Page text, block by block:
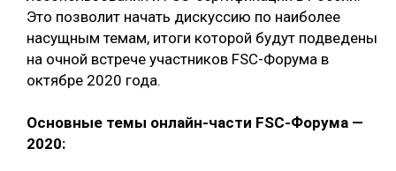
ДЕРЕВЯННОЕ ДОМОСТРОЕНИЕ
БЕЗОПАСНОЕ ПРОИЗВОДСТВО
СОРТИРОВКА ДРЕВЕСИНЫ
СУШКА ДРЕВЕСИНЫ
МЕБЕЛЬНОЕ ПРОИЗВОДСТВО
Это позволит начать дискуссию по наиболее
насущным темам, итоги которой будут подведены
на очной встрече участников FSC-Форума в
октябре 2020 года.
Основные темы онлайн-части FSC-Форума —
2020: